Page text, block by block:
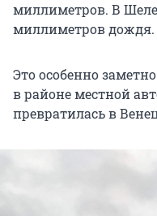
миллиметров. В
миллиметров дождя.
Это особенно
в районе местной
превратилась в